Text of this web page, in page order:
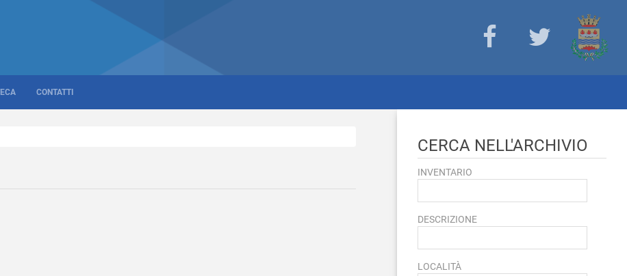
CONTATTI
CERCA NELL'ARCHIVIO
INVENTARIO
DESCRIZIONE
LOCALITÀ